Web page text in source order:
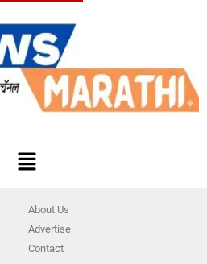
About Us
Advertise
Contact